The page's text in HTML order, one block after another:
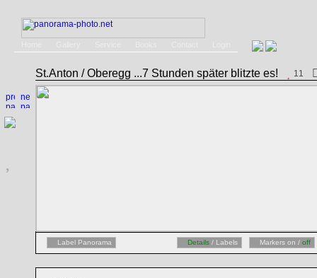
St.Anton / Oberegg ...7 Stunden später blitzte es! 11
Label Panorama Details / Labels Markers on / off